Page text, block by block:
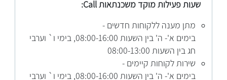
שעות פעילות מוקד משכנתאות Call:
מתן מענה ללקוחות חדשים -
בימים א'- ה' בין השעות 08:00-16:00, בימי ו` וערבי
חג בין השעות 08:00-13:00
שירות לקוחות קיימים -
בימים א'- ה' בין השעות 08:00-16:00, בימי ו` וערבי